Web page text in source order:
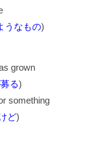
うなもの)
grown
る)
something
ど)